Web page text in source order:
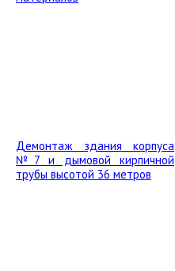
Демонтаж здания корпуса
№7 и дымовой кирпичной
трубы высотой 36 метров